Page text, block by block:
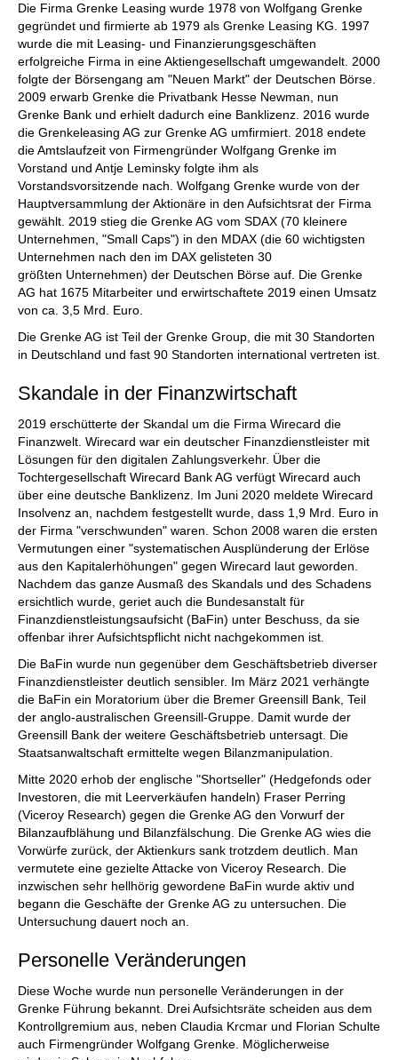
Die Firma Grenke Leasing wurde 1978 von Wolfgang Grenke
gegründet und firmierte ab 1979 als Grenke Leasing KG. 1997
wurde die mit Leasing- und Finanzierungsgeschäften
erfolgreiche Firma in eine Aktiengesellschaft umgewandelt. 2000
folgte der Börsengang am "Neuen Markt" der Deutschen Börse.
2009 erwarb Grenke die Privatbank Hesse Newman, nun
Grenke Bank und erhielt dadurch eine Banklizenz. 2016 wurde
die Grenkeleasing AG zur Grenke AG umfirmiert. 2018 endete
die Amtslaufzeit von Firmengründer Wolfgang Grenke im
Vorstand und Antje Leminsky folgte ihm als
Vorstandsvorsitzende nach. Wolfgang Grenke wurde von der
Hauptversammlung der Aktionäre in den Aufsichtsrat der Firma
gewählt. 2019 stieg die Grenke AG vom SDAX (70 kleinere
Unternehmen, "Small Caps") in den MDAX (die 60 wichtigsten
Unternehmen nach den im DAX gelisteten 30
größten Unternehmen) der Deutschen Börse auf. Die Grenke
AG hat 1675 Mitarbeiter und erwirtschaftete 2019 einen Umsatz
von ca. 3,5 Mrd. Euro.
Die Grenke AG ist Teil der Grenke Group, die mit 30 Standorten
in Deutschland und fast 90 Standorten international vertreten ist.
Skandale in der Finanzwirtschaft
2019 erschütterte der Skandal um die Firma Wirecard die
Finanzwelt. Wirecard war ein deutscher Finanzdienstleister mit
Lösungen für den digitalen Zahlungsverkehr. Über die
Tochtergesellschaft Wirecard Bank AG verfügt Wirecard auch
über eine deutsche Banklizenz. Im Juni 2020 meldete Wirecard
Insolvenz an, nachdem festgestellt wurde, dass 1,9 Mrd. Euro in
der Firma "verschwunden" waren. Schon 2008 waren die ersten
Vermutungen einer "systematischen Ausplünderung der Erlöse
aus den Kapitalerhöhungen" gegen Wirecard laut geworden.
Nachdem das ganze Ausmaß des Skandals und des Schadens
ersichtlich wurde, geriet auch die Bundesanstalt für
Finanzdienstleistungsaufsicht (BaFin) unter Beschuss, da sie
offenbar ihrer Aufsichtspflicht nicht nachgekommen ist.
Die BaFin wurde nun gegenüber dem Geschäftsbetrieb diverser
Finanzdienstleister deutlich sensibler. Im März 2021 verhängte
die BaFin ein Moratorium über die Bremer Greensill Bank, Teil
der anglo-australischen Greensill-Gruppe. Damit wurde der
Greensill Bank der weitere Geschäftsbetrieb untersagt. Die
Staatsanwaltschaft ermittelte wegen Bilanzmanipulation.
Mitte 2020 erhob der englische "Shortseller" (Hedgefonds oder
Investoren, die mit Leerverkäufen handeln) Fraser Perring
(Viceroy Research) gegen die Grenke AG den Vorwurf der
Bilanzaufblähung und Bilanzfälschung. Die Grenke AG wies die
Vorwürfe zurück, der Aktienkurs sank trotzdem deutlich. Man
vermutete eine gezielte Attacke von Viceroy Research. Die
inzwischen sehr hellhörig gewordene BaFin wurde aktiv und
begann die Geschäfte der Grenke AG zu untersuchen. Die
Untersuchung dauert noch an.
Personelle Veränderungen
Diese Woche wurde nun personelle Veränderungen in der
Grenke Führung bekannt. Drei Aufsichtsräte scheiden aus dem
Kontrollgremium aus, neben Claudia Krcmar und Florian Schulte
auch Firmengründer Wolfgang Grenke. Möglicherweise